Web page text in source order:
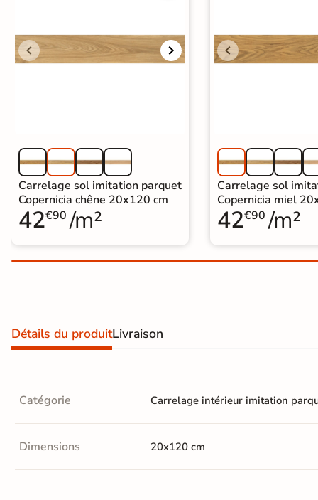
Voir tous les
formats
semi-poli
Carrelage brillant
Échantillons gratuits
Utilisez notre simulateur
Carrelage sol imitation parquet
Copernicia chêne 20x120 cm
42€90 /m²
Carrelage sol
Copernicia miel
42€90 /m²
Détails du produitLivraison
Catégorie Carrelage intérieur imitation
Dimensions 20x120 cm